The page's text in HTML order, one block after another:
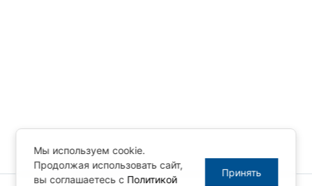
Мы используем cookie.
Продолжая использовать сайт,
вы соглашаетесь с Политикой
Принять